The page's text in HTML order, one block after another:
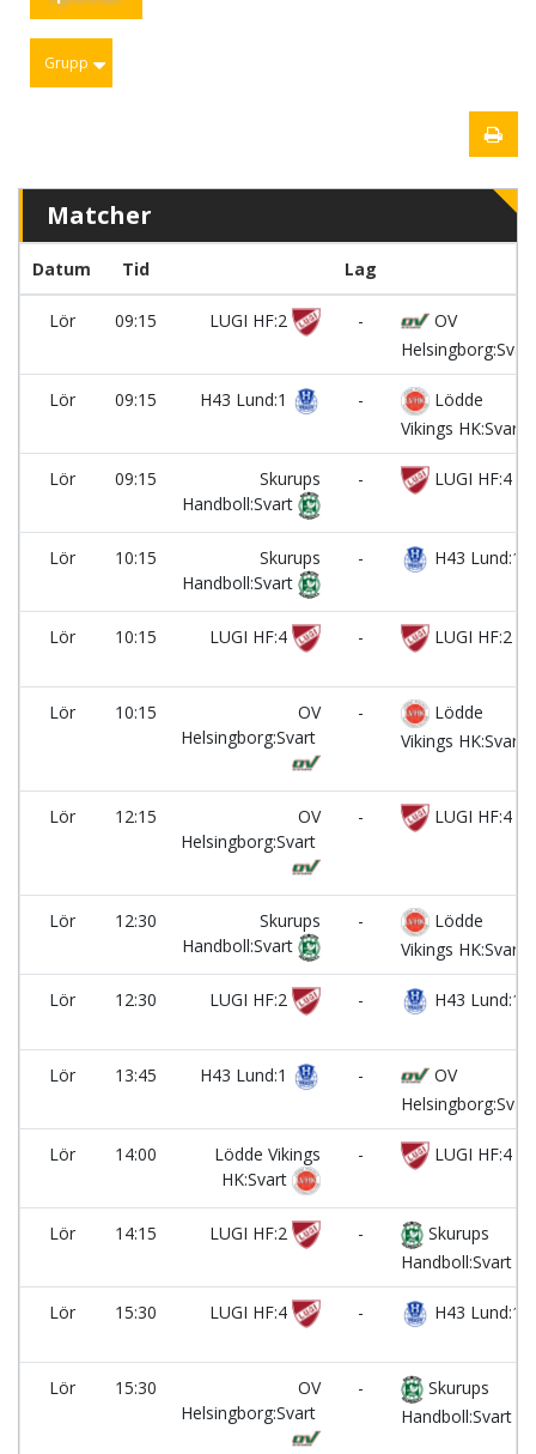
Grupp
Matcher
Datum Tid Lag
Lör 09:15 LUGI HF:2 -
OV
Helsingborg:Svart
Lör 09:15 H43 Lund:1 -
Lödde
Vikings HK:Svart
Lör 09:15
Skurups
Handboll:Svart
- LUGI HF:4
Lör 10:15
Skurups
Handboll:Svart
- H43 Lund:1
Lör 10:15 LUGI HF:4 - LUGI HF:2
Lör 10:15
OV
Helsingborg:Svart
-
Lödde
Vikings HK:Svart
Lör 12:15
OV
Helsingborg:Svart
- LUGI HF:4
Lör 12:30
Skurups
Handboll:Svart
-
Lödde
Vikings HK:Svart
Lör 12:30 LUGI HF:2 - H43 Lund:1
Lör 13:45 H43 Lund:1 -
OV
Helsingborg:Svart
Lör 14:00
Lödde Vikings
HK:Svart
- LUGI HF:4
Lör 14:15 LUGI HF:2 -
Skurups
Handboll:Svart
Lör 15:30 LUGI HF:4 - H43 Lund:1
Lör 15:30
OV
Helsingborg:Svart
-
Skurups
Handboll:Svart